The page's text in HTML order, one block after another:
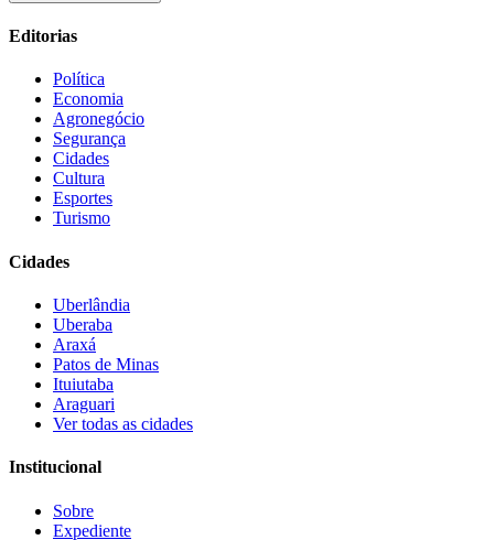
Editorias
Política
Economia
Agronegócio
Segurança
Cidades
Cultura
Esportes
Turismo
Cidades
Uberlândia
Uberaba
Araxá
Patos de Minas
Ituiutaba
Araguari
Ver todas as cidades
Institucional
Sobre
Expediente